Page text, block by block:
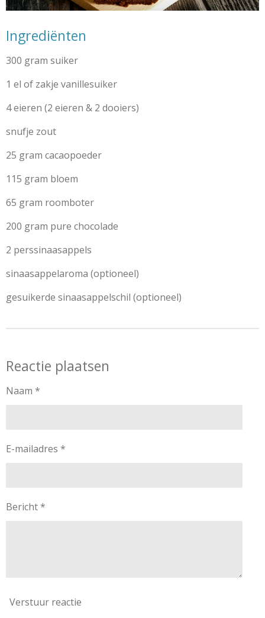
Ingrediënten
300 gram suiker
1 el of zakje vanillesuiker
4 eieren (2 eieren & 2 dooiers)
snufje zout
25 gram cacaopoeder
115 gram bloem
65 gram roomboter
200 gram pure chocolade
2 perssinaasappels
sinaasappelaroma (optioneel)
gesuikerde sinaasappelschil (optioneel)
Reactie plaatsen
Naam *
E-mailadres *
Bericht *
Verstuur reactie